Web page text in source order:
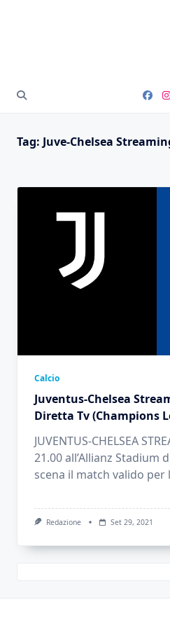
Tag: Juve-Chelsea
Calcio
Juventus-Chelsea
Diretta Tv (Champions
JUVENTUS-CHELSEA
21.00 all’Allianz Stadium
scena il match valido per
Redazione Set 29, 2021